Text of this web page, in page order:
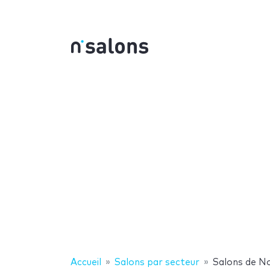
Accueil Salons par secteur Salons de